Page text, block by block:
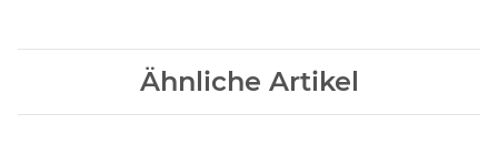
Ähnliche Artikel